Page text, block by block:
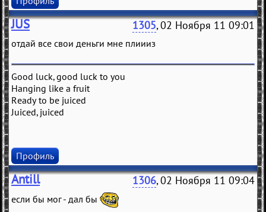
JUS 1305, 02 Ноября 11 09:01
отдай все свои деньги мне плиииз
Good luck, good luck to you
Hanging like a fruit
Ready to be juiced
Juiced, juiced
Профиль
Antill 1306, 02 Ноября 11 09:04
если бы мог - дал бы